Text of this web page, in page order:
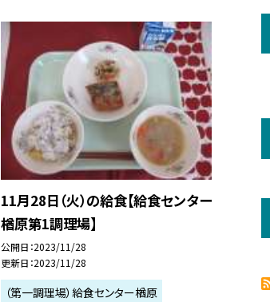
11月28日（火）の給食【給食センター
楢原第1調理場】
公開日 2023/11/28
更新日 2023/11/28
（第一調理場）給食センター楢原